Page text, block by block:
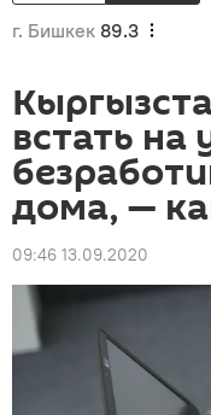
г. Бишкек 89.3
встать на
дома, —
09:46 13.09.2020